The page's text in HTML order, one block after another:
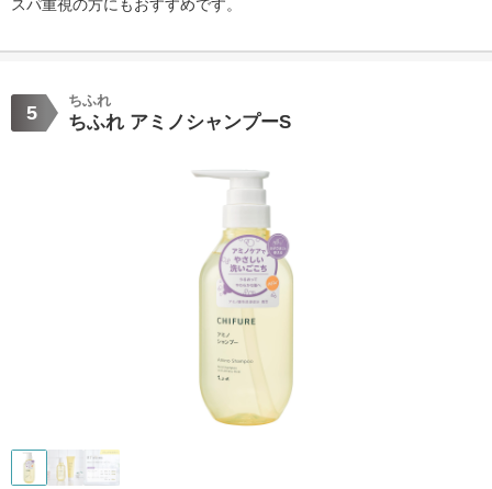
スパ重視の方にもおすすめです。
5
ちふれ
ちふれ アミノシャンプーS